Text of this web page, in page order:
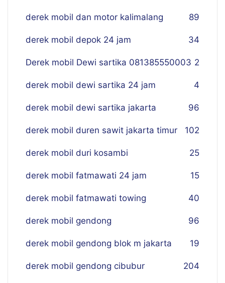
derek mobil dan motor kalimalang 89
derek mobil depok 24 jam 34
Derek mobil Dewi sartika 081385550003 2
derek mobil dewi sartika 24 jam 4
derek mobil dewi sartika jakarta 96
derek mobil duren sawit jakarta timur 102
derek mobil duri kosambi 25
derek mobil fatmawati 24 jam 15
derek mobil fatmawati towing 40
derek mobil gendong 96
derek mobil gendong blok m jakarta 19
derek mobil gendong cibubur 204